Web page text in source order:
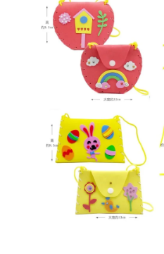
hvězdiček.